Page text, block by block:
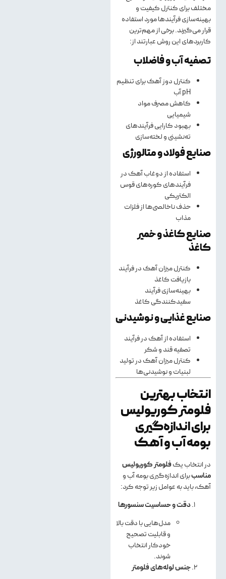
مختلف برای کنترل کیفیت و
بهینه‌سازی فرآیندها مورد استفاده
قرار می‌گیرند. برخی از مهم‌ترین
کاربردهای این روش عبارتند از:
تصفیه آب و فاضلاب
کنترل دوز آهک برای تنظیم
pH آب
کاهش مصرف مواد
شیمیایی
بهبود کارایی فرآیندهای
ته‌نشینی و لخته‌سازی
صنایع فولاد و متالورژی
استفاده از دوغاب آهک در
فرآیندهای کوره‌های قوس
الکتریکی
حذف ناخالصی‌ها از فلزات
مذاب
صنایع کاغذ و خمیر
کاغذ
کنترل میزان آهک در فرآیند
بازیافت کاغذ
بهینه‌سازی فرآیند
سفیدکنندگی کاغذ
صنایع غذایی و نوشیدنی
استفاده از آهک در فرآیند
تصفیه قند و شکر
کنترل میزان آهک در تولید
لبنیات و نوشیدنی‌ها
انتخاب بهترین
فلومتر کوریولیس
برای اندازه‌گیری
بومه آب و آهک
در انتخاب یکفلومتر کوریولیس
مناسببرای اندازه‌گیری بومه آب و
آهک، باید به عوامل زیر توجه کرد:
دقت و حساسیت سنسورها
مدل‌هایی با دقت بالا
و قابلیت تصحیح
خودکار انتخاب
شوند.
جنس لوله‌های فلومتر